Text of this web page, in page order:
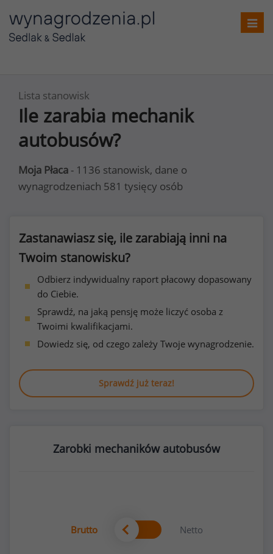
Lista stanowisk
Ile zarabia mechanik
autobusów?
Moja Płaca - 1136 stanowisk, dane o
wynagrodzeniach 581 tysięcy osób
Zastanawiasz się, ile zarabiają inni na
Twoim stanowisku?
Odbierz indywidualny raport płacowy dopasowany
do Ciebie.
Sprawdź, na jaką pensję może liczyć osoba z
Twoimi kwalifikacjami.
Dowiedz się, od czego zależy Twoje wynagrodzenie.
Sprawdź już teraz!
Zarobki mechaników autobusów
Brutto Netto